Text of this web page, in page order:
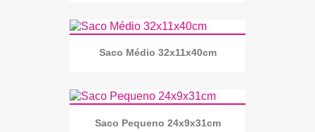
Saco Médio 32x11x40cm
Saco Pequeno 24x9x31cm